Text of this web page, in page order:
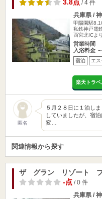
3.8点 / 4 件
兵庫県 /
甲陽園駅
私鉄神戸電
西宮北ICよ
営業時間
入浴料金 ～
宿泊 エ
楽天トラ
匿名
５月２８日に１泊し
していましたが、宿
変…
関連情報から探す
ザ グラン リゾート プ
-点/ 0 件
兵庫県 /